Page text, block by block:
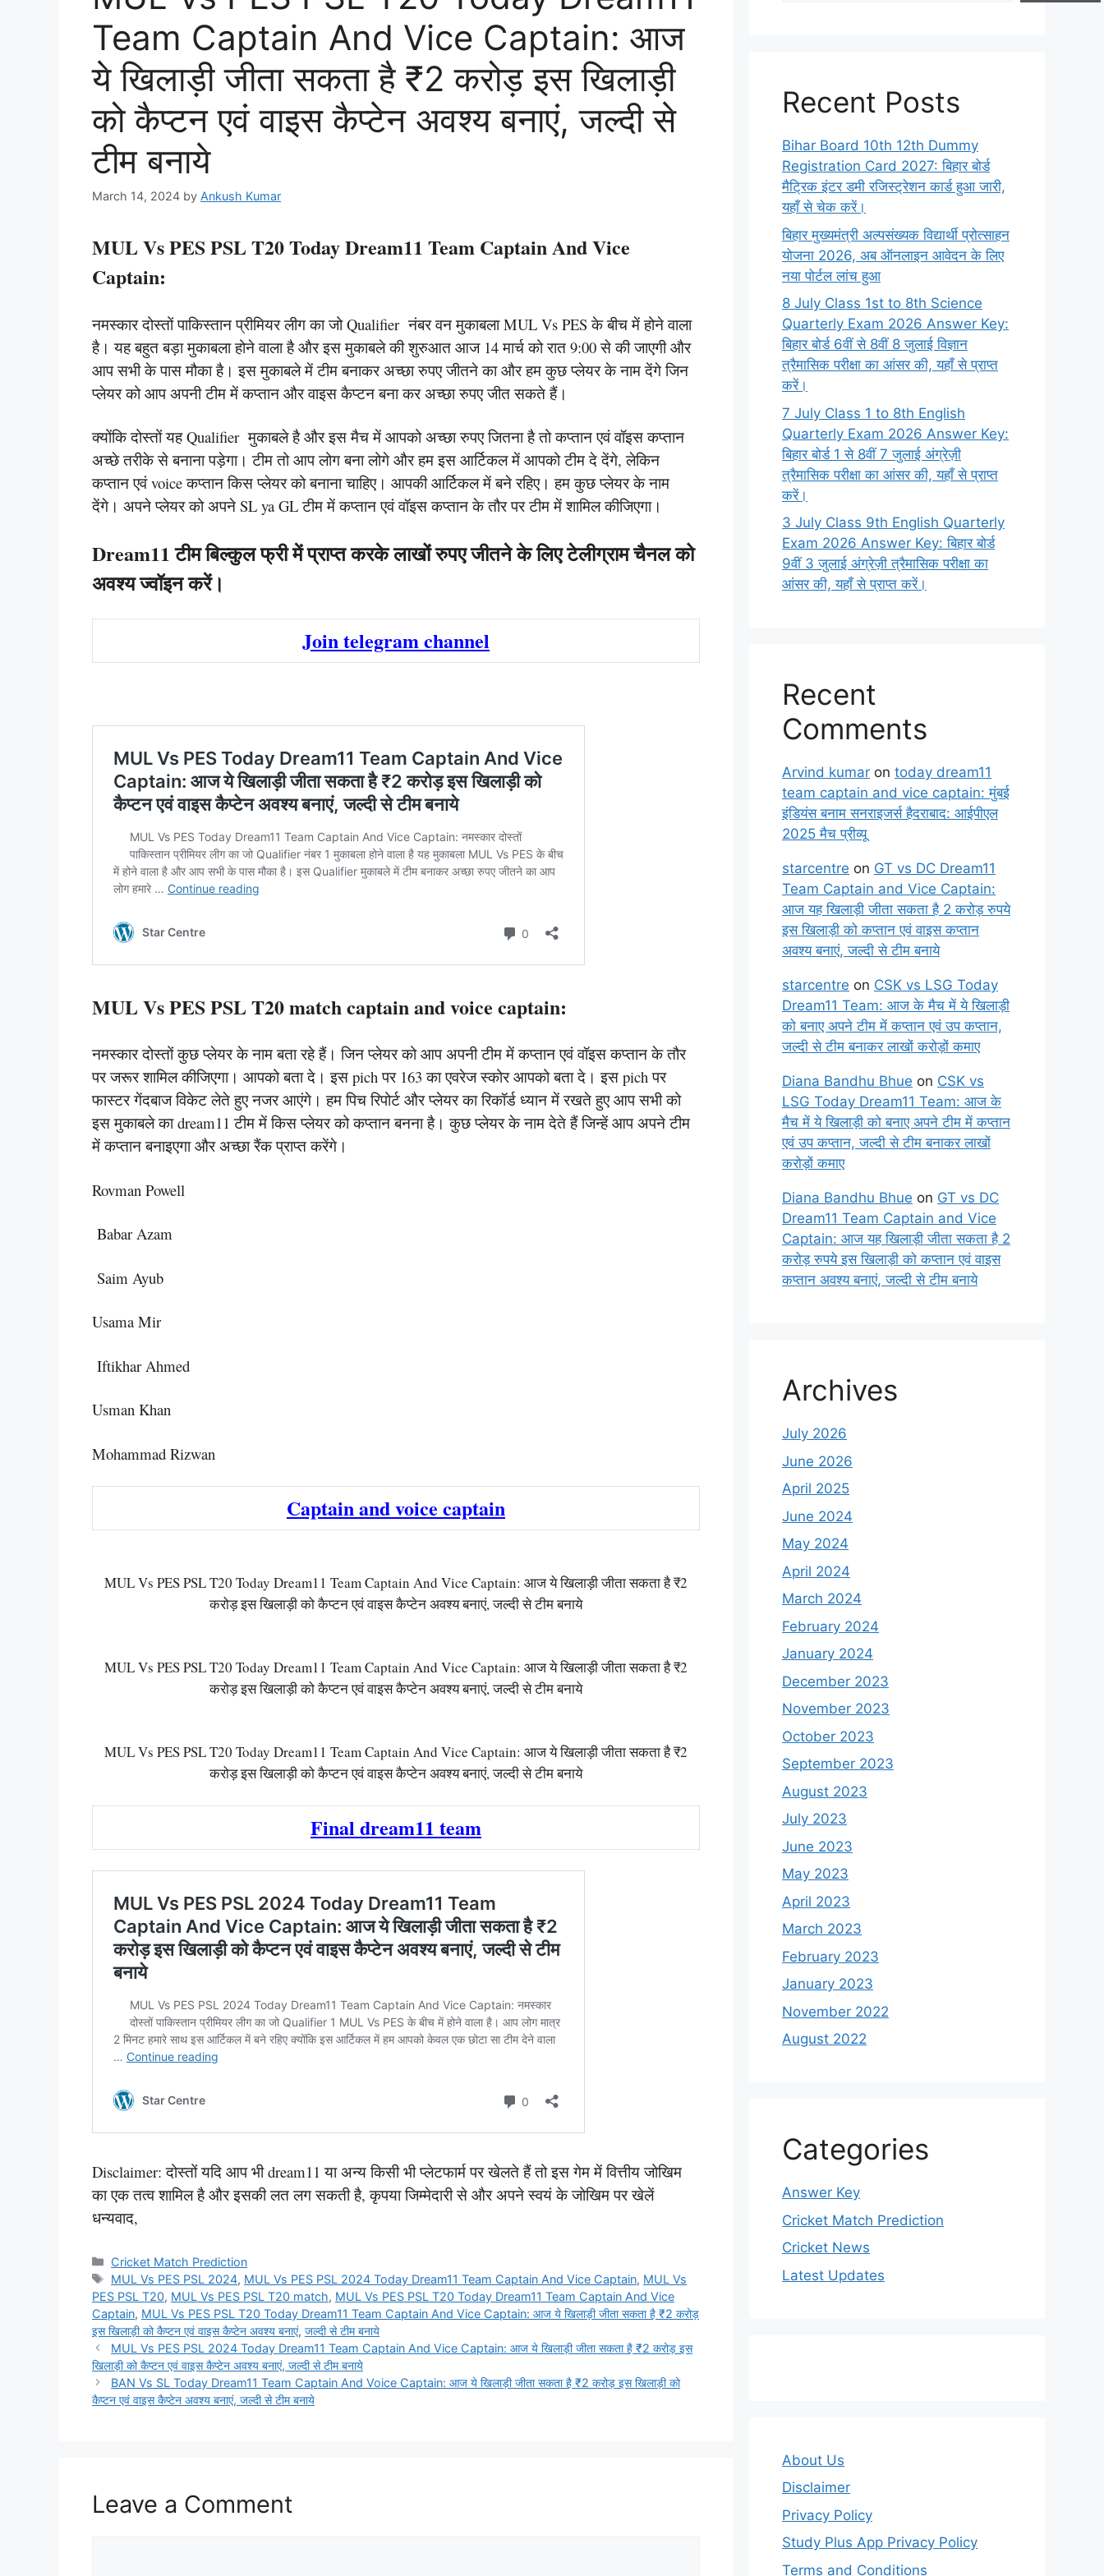
Team Captain And Vice Captain: आज
ये खिलाड़ी जीता सकता है ₹2 करोड़ इस खिलाड़ी
को कैप्टन एवं वाइस कैप्टेन अवश्य बनाएं, जल्दी से
टीम बनाये
March 14, 2024 by Ankush Kumar
MUL Vs PES PSL T20 Today Dream11 Team Captain And Vice
Captain:
नमस्कार दोस्तों पाकिस्तान प्रीमियर लीग का जो Qualifier नंबर वन मुकाबला MUL Vs PES के बीच में होने वाला
है। यह बहुत बड़ा मुकाबला होने वाला है और इस मुकाबले की शुरुआत आज 14 मार्च को रात 9:00 से की जाएगी और
आप सभी के पास मौका है। इस मुकाबले में टीम बनाकर अच्छा रुपए जीतने का और हम कुछ प्लेयर के नाम देंगे जिन
प्लेयर को आप अपनी टीम में कप्तान और वाइस कैप्टन बना कर अच्छा रुपए जीत सकते हैं।
क्योंकि दोस्तों यह Qualifier मुकाबले है और इस मैच में आपको अच्छा रुपए जितना है तो कप्तान एवं वॉइस कप्तान
अच्छे तरीके से बनाना पड़ेगा। टीम तो आप लोग बना लोगे और हम इस आर्टिकल में आपको टीम दे देंगे, लेकिन
कप्तान एवं voice कप्तान किस प्लेयर को बनाना चाहिए। आपकी आर्टिकल में बने रहिए। हम कुछ प्लेयर के नाम
देंगे। अपने प्लेयर को अपने SL ya GL टीम में कप्तान एवं वॉइस कप्तान के तौर पर टीम में शामिल कीजिएगा।
Dream11 टीम बिल्कुल फ्री में प्राप्त करके लाखों रुपए जीतने के लिए टेलीग्राम चैनल को
अवश्य ज्वॉइन करें।
Join telegram channel
MUL Vs PES PSL T20 match captain and voice captain:
नमस्कार दोस्तों कुछ प्लेयर के नाम बता रहे हैं। जिन प्लेयर को आप अपनी टीम में कप्तान एवं वॉइस कप्तान के तौर
पर जरूर शामिल कीजिएगा। आपको बता दे। इस pich पर 163 का एवरेज स्कोर आपको बता दे। इस pich पर
फास्टर गेंदबाज विकेट लेते हुए नजर आएंगे। हम पिच रिपोर्ट और प्लेयर का रिकॉर्ड ध्यान में रखते हुए आप सभी को
इस मुकाबले का dream11 टीम में किस प्लेयर को कप्तान बनना है। कुछ प्लेयर के नाम देते हैं जिन्हें आप अपने टीम
में कप्तान बनाइएगा और अच्छा रैंक प्राप्त करेंगे।
Rovman Powell
Babar Azam
Saim Ayub
Usama Mir
Iftikhar Ahmed
Usman Khan
Mohammad Rizwan
Captain and voice captain
MUL Vs PES PSL T20 Today Dream11 Team Captain And Vice Captain: आज ये खिलाड़ी जीता सकता है ₹2
करोड़ इस खिलाड़ी को कैप्टन एवं वाइस कैप्टेन अवश्य बनाएं, जल्दी से टीम बनाये
MUL Vs PES PSL T20 Today Dream11 Team Captain And Vice Captain: आज ये खिलाड़ी जीता सकता है ₹2
करोड़ इस खिलाड़ी को कैप्टन एवं वाइस कैप्टेन अवश्य बनाएं, जल्दी से टीम बनाये
MUL Vs PES PSL T20 Today Dream11 Team Captain And Vice Captain: आज ये खिलाड़ी जीता सकता है ₹2
करोड़ इस खिलाड़ी को कैप्टन एवं वाइस कैप्टेन अवश्य बनाएं, जल्दी से टीम बनाये
Final dream11 team
Disclaimer: दोस्तों यदि आप भी dream11 या अन्य किसी भी प्लेटफार्म पर खेलते हैं तो इस गेम में वित्तीय जोखिम
का एक तत्व शामिल है और इसकी लत लग सकती है, कृपया जिम्मेदारी से और अपने स्वयं के जोखिम पर खेलें
धन्यवाद,
Categories
Cricket Match Prediction
Tags
MUL Vs PES PSL 2024, MUL Vs PES PSL 2024 Today Dream11 Team Captain And Vice Captain, MUL Vs
PES PSL T20, MUL Vs PES PSL T20 match, MUL Vs PES PSL T20 Today Dream11 Team Captain And Vice
Captain, MUL Vs PES PSL T20 Today Dream11 Team Captain And Vice Captain: आज ये खिलाड़ी जीता सकता है ₹2 करोड़
इस खिलाड़ी को कैप्टन एवं वाइस कैप्टेन अवश्य बनाएं, जल्दी से टीम बनाये
MUL Vs PES PSL 2024 Today Dream11 Team Captain And Vice Captain: आज ये खिलाड़ी जीता सकता है ₹2 करोड़ इस
खिलाड़ी को कैप्टन एवं वाइस कैप्टेन अवश्य बनाएं, जल्दी से टीम बनाये
BAN Vs SL Today Dream11 Team Captain And Voice Captain: आज ये खिलाड़ी जीता सकता है ₹2 करोड़ इस खिलाड़ी को
कैप्टन एवं वाइस कैप्टेन अवश्य बनाएं, जल्दी से टीम बनाये
Leave a Comment
Recent Posts
Bihar Board 10th 12th Dummy
Registration Card 2027: बिहार बोर्ड
मैट्रिक इंटर डमी रजिस्ट्रेशन कार्ड हुआ जारी,
यहाँ से चेक करें।
बिहार मुख्यमंत्री अल्पसंख्यक विद्यार्थी प्रोत्साहन
योजना 2026, अब ऑनलाइन आवेदन के लिए
नया पोर्टल लांच हुआ
8 July Class 1st to 8th Science
Quarterly Exam 2026 Answer Key:
बिहार बोर्ड 6वीं से 8वीं 8 जुलाई विज्ञान
त्रैमासिक परीक्षा का आंसर की, यहाँ से प्राप्त
करें।
7 July Class 1 to 8th English
Quarterly Exam 2026 Answer Key:
बिहार बोर्ड 1 से 8वीं 7 जुलाई अंग्रेज़ी
त्रैमासिक परीक्षा का आंसर की, यहाँ से प्राप्त
करें।
3 July Class 9th English Quarterly
Exam 2026 Answer Key: बिहार बोर्ड
9वीं 3 जुलाई अंग्रेज़ी त्रैमासिक परीक्षा का
आंसर की, यहाँ से प्राप्त करें।
Recent
Comments
Arvind kumar on today dream11
team captain and vice captain: मुंबई
इंडियंस बनाम सनराइजर्स हैदराबाद: आईपीएल
2025 मैच प्रीव्यू
starcentre on GT vs DC Dream11
Team Captain and Vice Captain:
आज यह खिलाड़ी जीता सकता है 2 करोड़ रुपये
इस खिलाड़ी को कप्तान एवं वाइस कप्तान
अवश्य बनाएं, जल्दी से टीम बनाये
starcentre on CSK vs LSG Today
Dream11 Team: आज के मैच में ये खिलाड़ी
को बनाए अपने टीम में कप्तान एवं उप कप्तान,
जल्दी से टीम बनाकर लाखों करोड़ों कमाए
Diana Bandhu Bhue on CSK vs
LSG Today Dream11 Team: आज के
मैच में ये खिलाड़ी को बनाए अपने टीम में कप्तान
एवं उप कप्तान, जल्दी से टीम बनाकर लाखों
करोड़ों कमाए
Diana Bandhu Bhue on GT vs DC
Dream11 Team Captain and Vice
Captain: आज यह खिलाड़ी जीता सकता है 2
करोड़ रुपये इस खिलाड़ी को कप्तान एवं वाइस
कप्तान अवश्य बनाएं, जल्दी से टीम बनाये
Archives
July 2026
June 2026
April 2025
June 2024
May 2024
April 2024
March 2024
February 2024
January 2024
December 2023
November 2023
October 2023
September 2023
August 2023
July 2023
June 2023
May 2023
April 2023
March 2023
February 2023
January 2023
November 2022
August 2022
Categories
Answer Key
Cricket Match Prediction
Cricket News
Latest Updates
About Us
Disclaimer
Privacy Policy
Study Plus App Privacy Policy
Terms and Conditions